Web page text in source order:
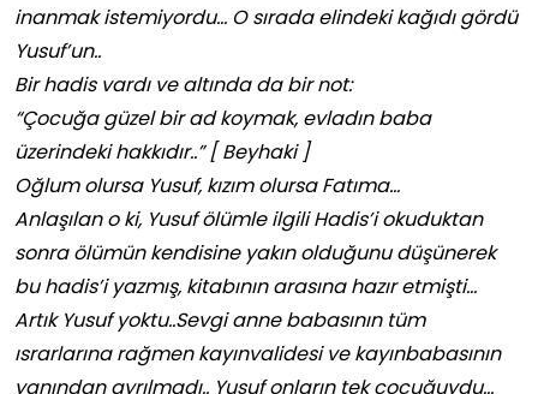
inanmak istemiyordu… O sırada elindeki kağıdı gördü
Yusuf’un..
Bir hadis vardı ve altında da bir not:
“Çocuğa güzel bir ad koymak, evladın baba
üzerindeki hakkıdır..” [ Beyhaki ]
Oğlum olursa Yusuf, kızım olursa Fatıma…
Anlaşılan o ki, Yusuf ölümle ilgili Hadis’i okuduktan
sonra ölümün kendisine yakın olduğunu düşünerek
bu hadis’i yazmış, kitabının arasına hazır etmişti…
Artık Yusuf yoktu..Sevgi anne babasının tüm
ısrarlarına rağmen kayınvalidesi ve kayınbabasının
yanından ayrılmadı.. Yusuf onların tek çocuğuydu…